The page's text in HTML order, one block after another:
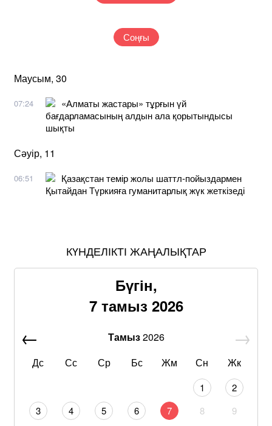
Соңғы
Маусым, 30
07:24
«Алматы жастары» тұрғын үй
бағдарламасының алдын ала қорытындысы
шықты
Сәуір, 11
06:51
Қазақстан темір жолы шаттл-пойыздармен
Қытайдан Түркияға гуманитарлық жүк жеткізеді
КҮНДЕЛІКТІ ЖАҢАЛЫҚТАР
Бүгін,
7 тамыз 2026
Тамыз2026
Дс
Сс Ср Бс Жм Сн Жк
1
2
3
4 5 6 7 8
9